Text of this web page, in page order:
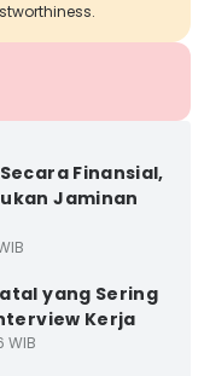
Finansial,
Jaminan
yang Sering
Kerja
WIB